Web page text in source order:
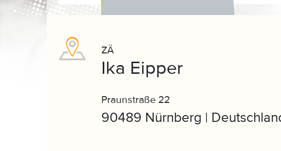
ZÄ
Ika Eipper
Praunstraße 22
90489 Nürnberg |